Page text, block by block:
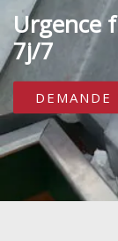
Urgence
7j/7